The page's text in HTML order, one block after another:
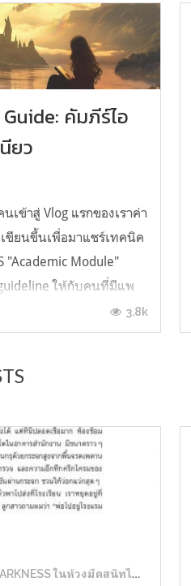
คัมภีร์ไอ
ยว
ข้าสู่ Vlog แรกของเราค่า
ขียนขึ้นเพื่อมาแชร์เทคนิค
"Academic Module"
ให้กับคนที่มีแพ
ตรงไหน หรืออยากจะได้
ามมั่นใจจากที่ตัวเองเรียน
3.8k
ในห้วงมืดสนิทไม่มิดแสง